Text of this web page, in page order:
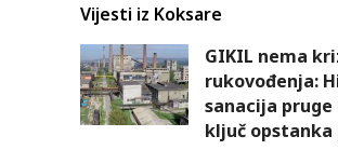
Vijesti iz Koksare
GIKIL nema
rukovođenja:
sanacija pruge
ključ opstanka